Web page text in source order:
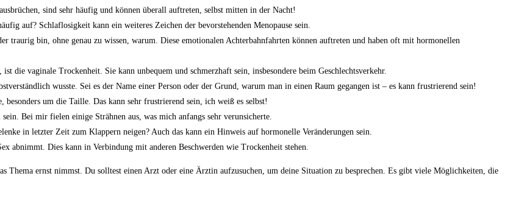
sind sehr‍ häufig und können überall auftreten, ⁢selbst mitten in der Nacht!
auf? Schlaflosigkeit kann ein weiteres Zeichen der bevorstehenden Menopause sein.
traurig bin, ⁣ohne genau zu wissen, warum.⁤ Diese emotionalen Achterbahnfahrten können auftreten und haben ⁤oft mit hormonellen
die vaginale ⁢Trockenheit. Sie‍ kann unbequem und schmerzhaft sein, insbesondere beim Geschlechtsverkehr.
wusste. Sei es der Name einer Person oder⁣ der Grund, warum ⁣man‌ in einen‍ Raum gegangen ist ​– es kann⁣ frustrierend sein!
um die Taille. Das kann sehr frustrierend⁢ sein, ich ⁤weiß es selbst!
Bei ‍mir⁤ fielen⁣ einige Strähnen aus, ⁣was mich anfangs sehr‍ verunsicherte.
​in⁣ letzter⁢ Zeit zum Klappern neigen? Auch das​ kann ein Hinweis auf hormonelle Veränderungen sein.
abnimmt. Dies kann in Verbindung ‌mit anderen Beschwerden wie Trockenheit⁤ stehen.
​Thema ernst nimmst. Du solltest einen Arzt ‍oder ⁣eine Ärztin aufzusuchen, um deine Situation ‌zu besprechen. ⁢Es‌ gibt viele Möglichkeiten, die